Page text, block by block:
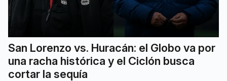
San Lorenzo vs. Huracán: el Globo va por
una racha histórica y el Ciclón busca
cortar la sequía